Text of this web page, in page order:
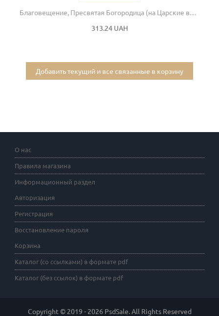
313.24 UAH
Добавить текущий и все связанные в корзину
О нас
Правила магазина
Информационный раздел
Авторизация
Регистрация
Восстановление пароля
Корзина
Каталог (со ссылками) в формате pdf
Каталог (без ссылок) в формате pdf
Copyright © 2019 - 2026 PsdSale. All Rights Reserved